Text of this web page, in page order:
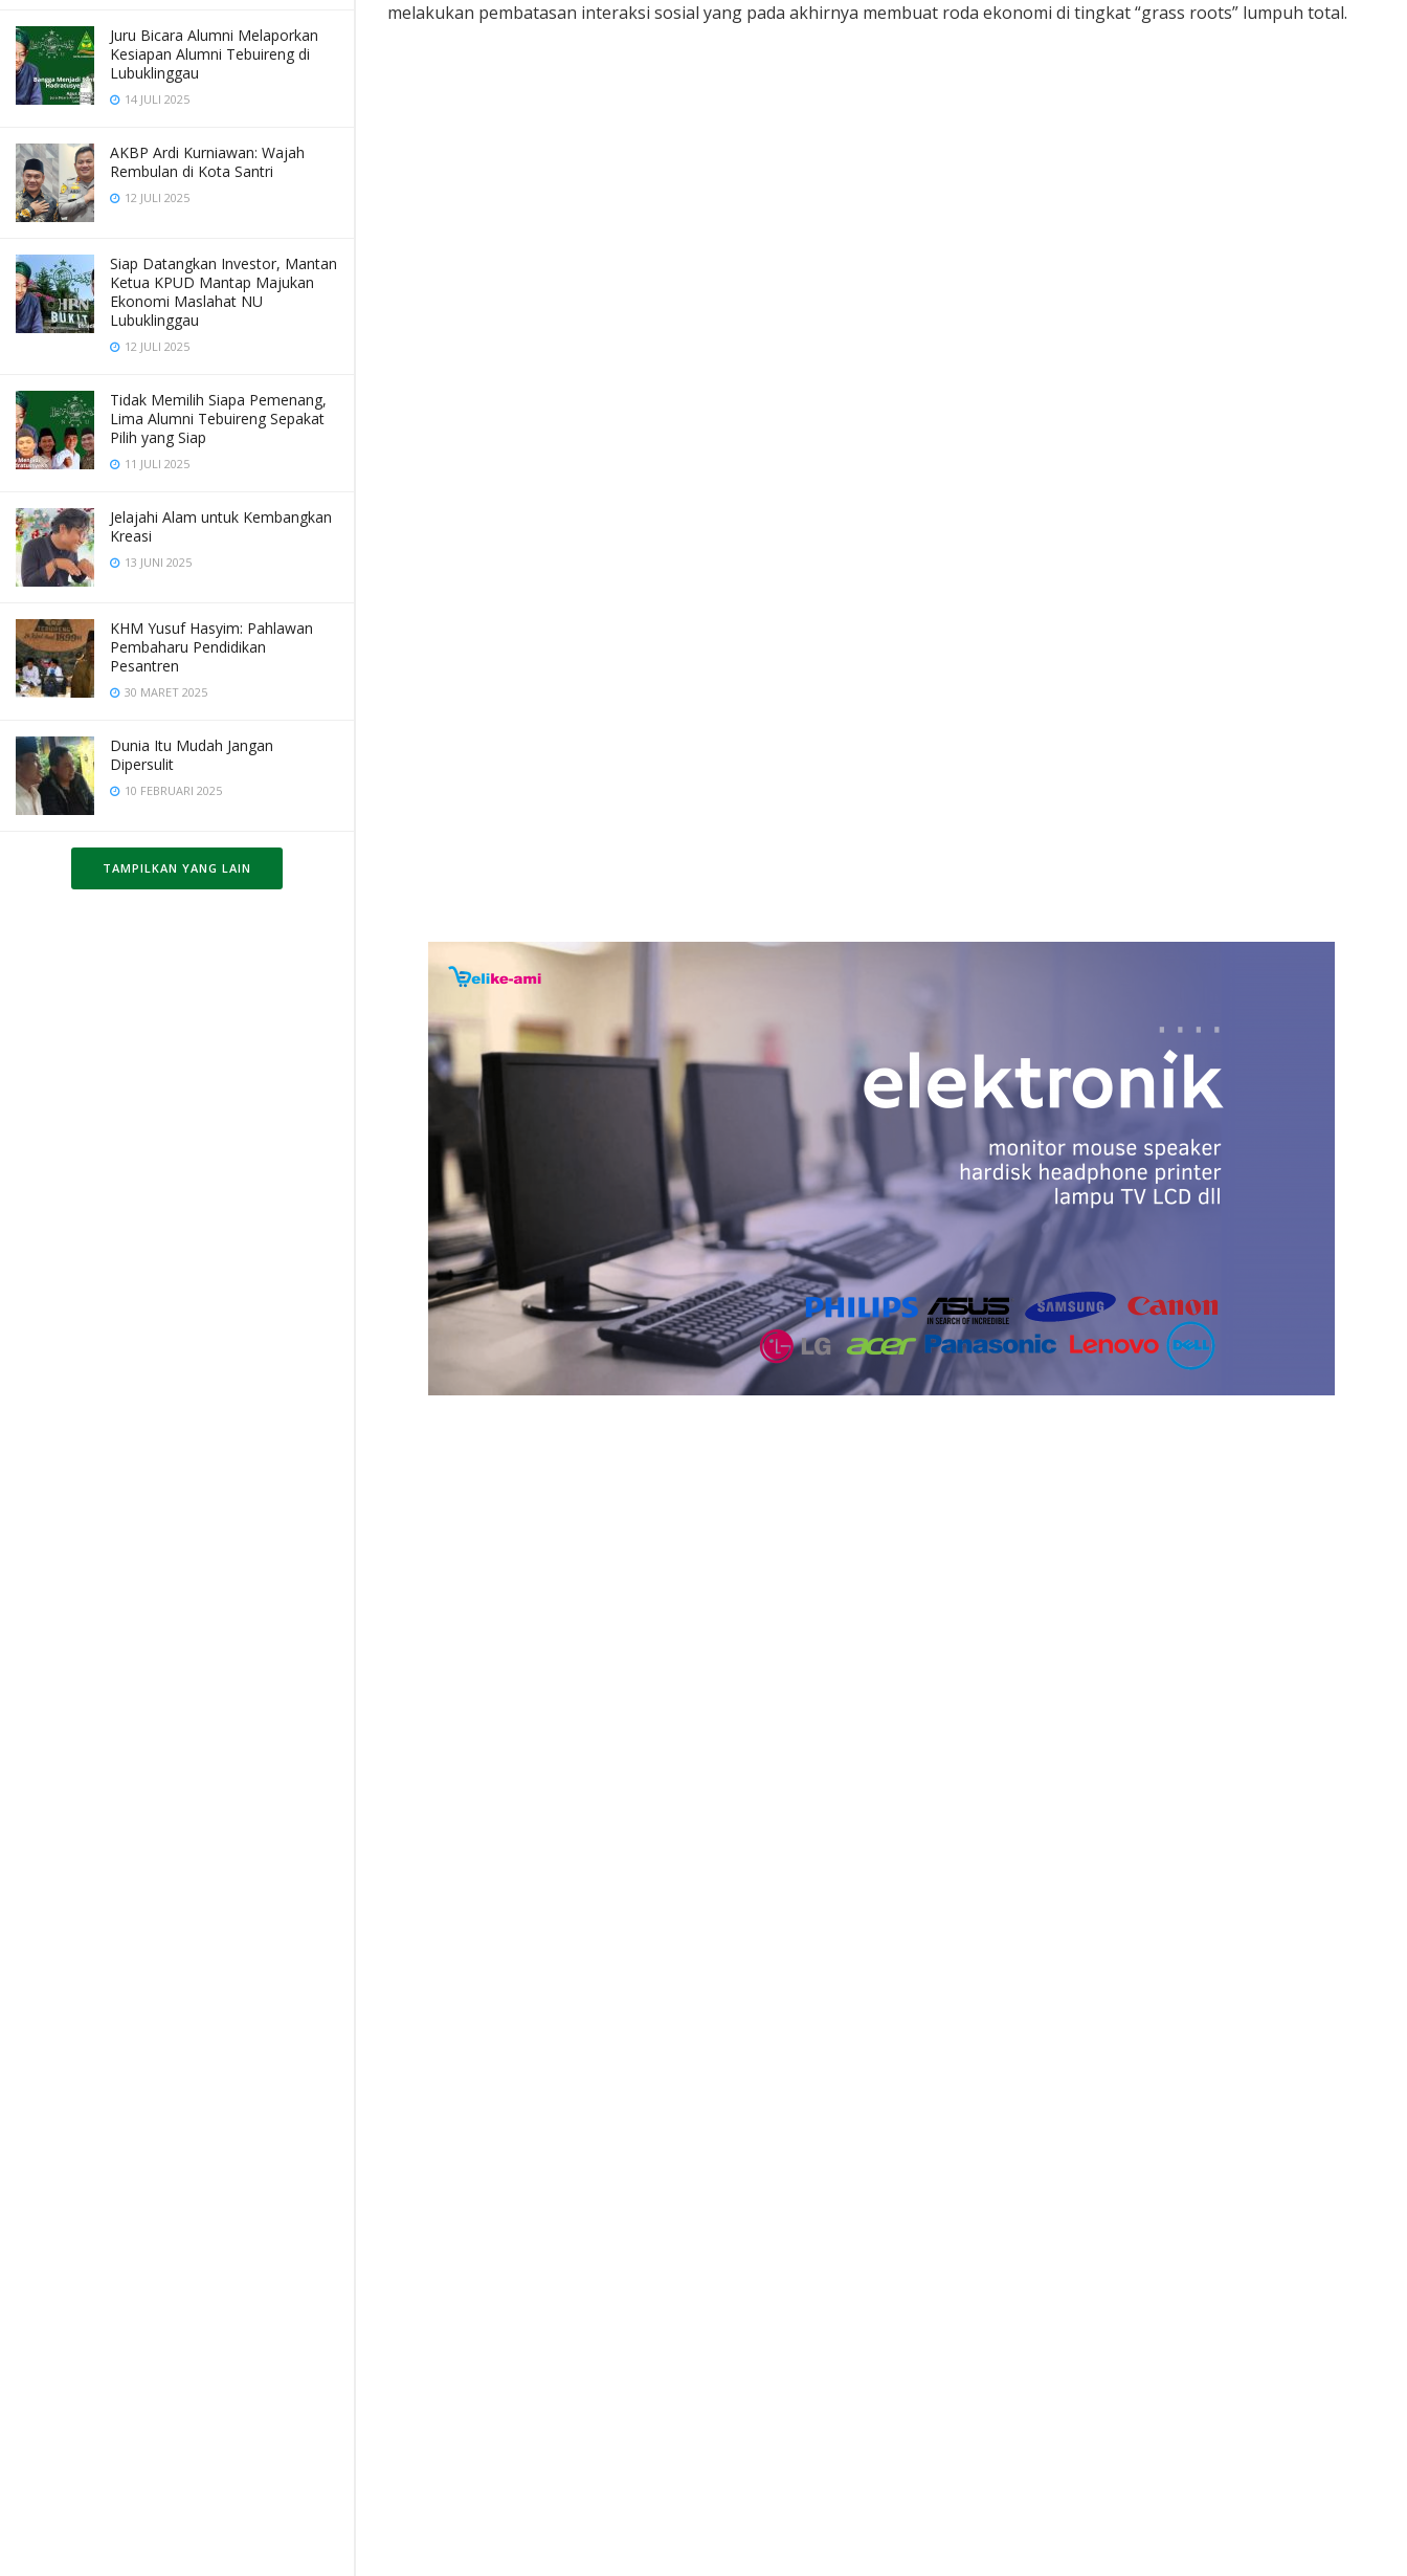
Juru Bicara Alumni Melaporkan
Kesiapan Alumni Tebuireng di
Lubuklinggau
14 JULI 2025
AKBP Ardi Kurniawan: Wajah
Rembulan di Kota Santri
12 JULI 2025
Siap Datangkan Investor, Mantan
Ketua KPUD Mantap Majukan
Ekonomi Maslahat NU
Lubuklinggau
12 JULI 2025
Tidak Memilih Siapa Pemenang,
Lima Alumni Tebuireng Sepakat
Pilih yang Siap
11 JULI 2025
Jelajahi Alam untuk Kembangkan
Kreasi
13 JUNI 2025
KHM Yusuf Hasyim: Pahlawan
Pembaharu Pendidikan
Pesantren
30 MARET 2025
Dunia Itu Mudah Jangan
Dipersulit
10 FEBRUARI 2025
TAMPILKAN YANG LAIN
melakukan pembatasan interaksi sosial yang pada akhirnya membuat roda ekonomi di tingkat “grass roots” lumpuh total.